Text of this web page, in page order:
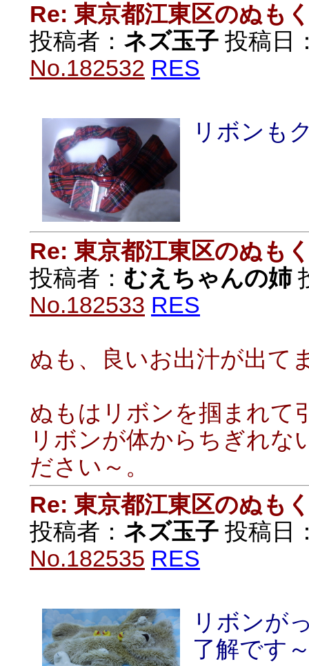
Re: 東京都江東区のぬも
投稿者： ネズ玉子 投稿日
No.182532 RES
リボンも
Re: 東京都江東区のぬも
投稿者： むえちゃんの姉
No.182533 RES
ぬも、良いお出汁が出て
ぬもはリボンを掴まれて
リボンが体からちぎれな
ださい～。
Re: 東京都江東区のぬも
投稿者： ネズ玉子 投稿日
No.182535 RES
リボンが
了解です